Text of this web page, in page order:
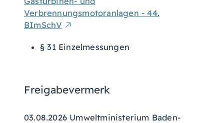
Verbrennungsmotoranlagen - 44.
BImSchV
§ 31 Einzelmessungen
Freigabevermerk
03.08.2026 Umweltministerium Baden-